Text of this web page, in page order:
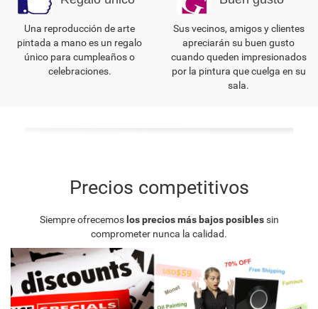
Una reproducción de arte
pintada a mano es un regalo
único para cumpleaños o
celebraciones.
Sus vecinos, amigos y clientes
apreciarán su buen gusto
cuando queden impresionados
por la pintura que cuelga en su
sala.
Precios competitivos
Siempre ofrecemos los precios más bajos posiblessin
comprometer nunca la calidad.